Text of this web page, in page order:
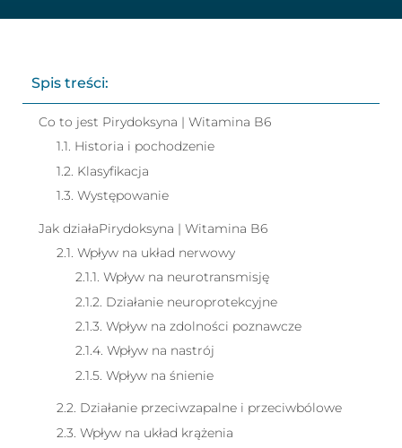
Spis treści:
Co to jest Pirydoksyna | Witamina B6
1.1. Historia i pochodzenie
1.2. Klasyfikacja
1.3. Występowanie
Jak działaPirydoksyna | Witamina B6
2.1. Wpływ na układ nerwowy
2.1.1. Wpływ na neurotransmisję
2.1.2. Działanie neuroprotekcyjne
2.1.3. Wpływ na zdolności poznawcze
2.1.4. Wpływ na nastrój
2.1.5. Wpływ na śnienie
2.2. Działanie przeciwzapalne i przeciwbólowe
2.3. Wpływ na układ krążenia